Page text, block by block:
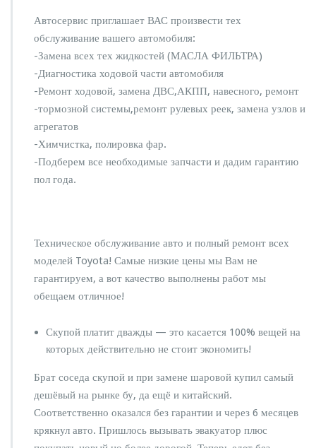
Автосервис приглашает ВАС произвести тех
обслуживание вашего автомобиля:
-Замена всех тех жидкостей (МАСЛА ФИЛЬТРА)
-Диагностика ходовой части автомобиля
-Ремонт ходовой, замена ДВС,АКПП, навесного, ремонт
-тормозной системы,ремонт рулевых реек, замена узлов и
агрегатов
-Химчистка, полировка фар.
-Подберем все необходимые запчасти и дадим гарантию
пол года.
Техническое обслуживание авто и полный ремонт всех
моделей Toyota! Самые низкие цены мы Вам не
гарантируем, а вот качество выполнены работ мы
обещаем отличное!
Скупой платит дважды — это касается 100% вещей на
которых действительно не стоит экономить!
Брат соседа скупой и при замене шаровой купил самый
дешёвый на рынке бу, да ещё и китайский.
Соответственно оказался без гарантии и через 6 месяцев
крякнул авто. Пришлось вызывать эвакуатор плюс